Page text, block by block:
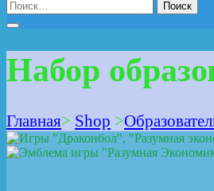
Найти:
Набор
Главная> Shop >